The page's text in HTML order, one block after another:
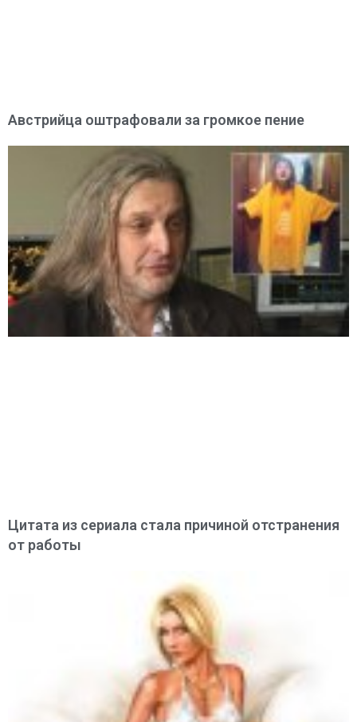
Австрийца оштрафовали за громкое пение
Цитата из сериала стала причиной отстранения
от работы